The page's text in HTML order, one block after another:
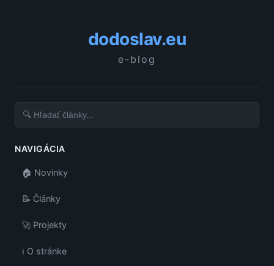
dodoslav.eu
e-blog
NAVIGÁCIA
🏠 Novinky
📝 Články
🚀 Projekty
ℹ️ O stránke